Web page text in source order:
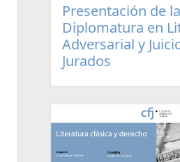
Presentación de la
Diplomatura en
Adversarial y
Jurados